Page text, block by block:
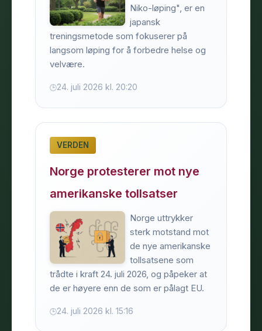
Niko-løping", er en
japansk
treningsmetode som fokuserer på
langsom løping for å forbedre helse og
velvære.
24. juli 2026 kl. 20:20
VERDEN
Norge protesterer mot nye
amerikanske tollsatser
Norge uttrykker
sterk motstand mot
de nye amerikanske
tollsatsene som
trådte i kraft 24. juli 2026, og påpeker at
de er høyere enn de som er pålagt EU.
24. juli 2026 kl. 15:16